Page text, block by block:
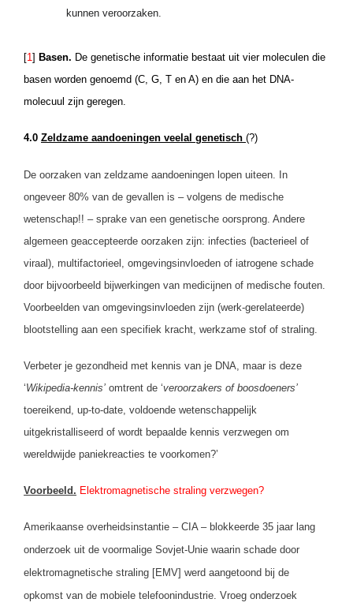
kunnen veroorzaken.
[1] Basen. De genetische informatie bestaat uit vier moleculen die
basen worden genoemd (C, G, T en A) en die aan het DNA-
molecuul zijn geregen.
4.0 Zeldzame aandoeningen veelal genetisch (?)
De oorzaken van zeldzame aandoeningen lopen uiteen. In
ongeveer 80% van de gevallen is – volgens de medische
wetenschap!! – sprake van een genetische oorsprong. Andere
algemeen geaccepteerde oorzaken zijn: infecties (bacterieel of
viraal), multifactorieel, omgevingsinvloeden of iatrogene schade
door bijvoorbeeld bijwerkingen van medicijnen of medische fouten.
Voorbeelden van omgevingsinvloeden zijn (werk-gerelateerde)
blootstelling aan een specifiek kracht, werkzame stof of straling.
Verbeter je gezondheid met kennis van je DNA, maar is deze
‘Wikipedia-kennis’ omtrent de ‘veroorzakers of boosdoeners’
toereikend, up-to-date, voldoende wetenschappelijk
uitgekristalliseerd of wordt bepaalde kennis verzwegen om
wereldwijde paniekreacties te voorkomen?’
Voorbeeld. Elektromagnetische straling verzwegen?
Amerikaanse overheidsinstantie – CIA – blokkeerde 35 jaar lang
onderzoek uit de voormalige Sovjet-Unie waarin schade door
elektromagnetische straling [EMV] werd aangetoond bij de
opkomst van de mobiele telefoonindustrie. Vroeg onderzoek